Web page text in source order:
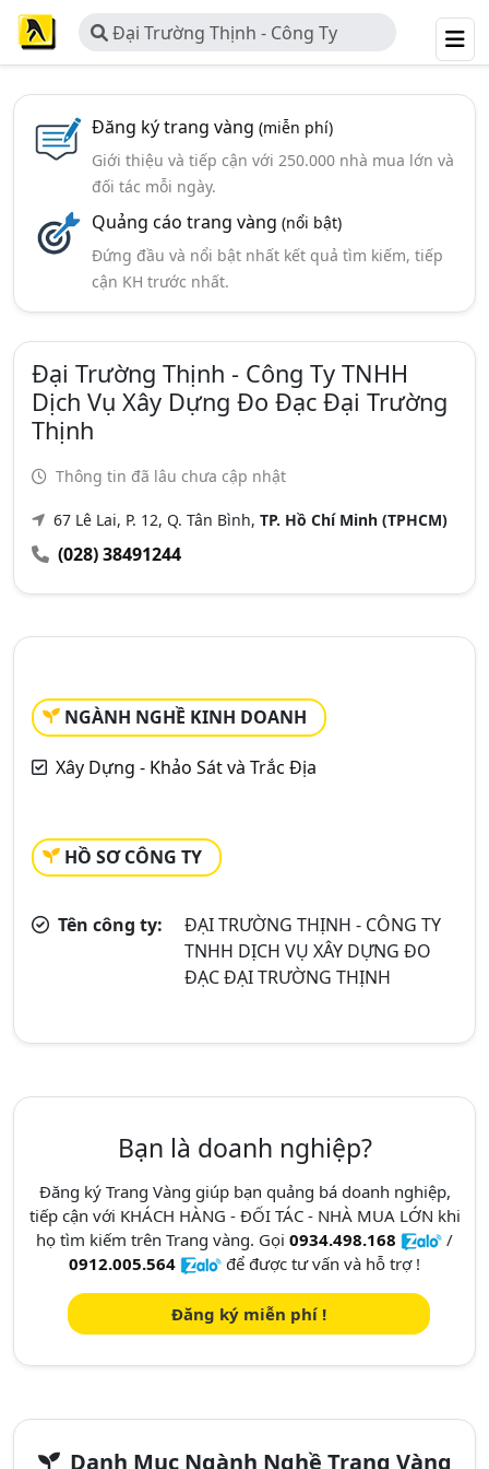
Đại Trường Thịnh - Công Ty
TNHH Dịch Vụ Xây Dựng Đo Đạc Đại
Đăng ký trang vàng (miễn phí)
Giới thiệu và tiếp cận với 250.000 nhà mua lớn và
đối tác mỗi ngày.
Quảng cáo trang vàng (nổi bật)
Đứng đầu và nổi bật nhất kết quả tìm kiếm, tiếp
cận KH trước nhất.
Đại Trường Thịnh - Công Ty TNHH
Dịch Vụ Xây Dựng Đo Đạc Đại Trường
Thịnh
Thông tin đã lâu chưa cập nhật
67 Lê Lai, P. 12, Q. Tân Bình, TP. Hồ Chí Minh (TPHCM)
(028) 38491244
NGÀNH NGHỀ KINH DOANH
Xây Dựng - Khảo Sát và Trắc Địa
HỒ SƠ CÔNG TY
Tên công ty:
ĐẠI TRƯỜNG THỊNH - CÔNG TY
TNHH DỊCH VỤ XÂY DỰNG ĐO
ĐẠC ĐẠI TRƯỜNG THỊNH
Bạn là doanh nghiệp?
Đăng ký Trang Vàng giúp bạn quảng bá doanh nghiệp,
tiếp cận với KHÁCH HÀNG - ĐỐI TÁC - NHÀ MUA LỚN khi
họ tìm kiếm trên Trang vàng. Gọi 0934.498.168
/
0912.005.564
để được tư vấn và hỗ trợ !
Đăng ký miễn phí !
Danh Mục Ngành Nghề Trang Vàng